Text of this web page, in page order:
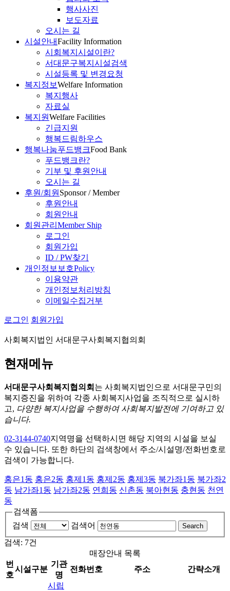
행사사진
보도자료
오시는 길
시설안내Facility Information
시회복지시설이란?
서대문구복지시설검색
시설등록 및 변경요청
복지정보Welfare Information
복지행사
자료실
복지원Welfare Facilities
긴급지원
행복드림하우스
행복나눔푸드뱅크Food Bank
푸드뱅크란?
기부 및 후원안내
오시는 길
후원/회원 Sponsor / Member
후원안내
회원안내
회원관리 Member Ship
로그인
회원가입
ID / PW찾기
개인정보보호Policy
이용약관
개인정보처리방침
이메일수집거부
로그인 회원가입
사회복지법인 서대문구사회복지협의회
현재메뉴
서대문구사회복지협의회 는 사회복지법인으로 서대문구민의
복지증진을 위하여 각종 사회복지사업을 조직적으로 실시하
고, 다양한 복지사업을 수행하여 사회복지발전에 기여하고 있
습니다.
02-3144-0740지역명을 선택하시면 해당 지역의 시설을 보실
수 있습니다. 또한 하단의 검색창에서 주소/시설명/전화번호로
검색이 가능합니다.
홍은1동 홍은2동 홍제1동 홍제2동 홍제3동 북가좌1동 북가좌2
동 남가좌1동 남가좌2동 연희동 신촌동 북아현동 충현동 천연
동
검색폼
검색
검색어 Search
검색: 7건
매장안내 목록
번
호
시설구분
기관
명
전화번호 주소 간략소개
시립